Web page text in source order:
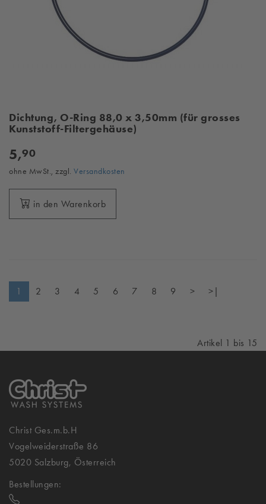
Dichtung, O-Ring 88,0 x 3,50mm (für grosses
Kunststoff-Filtergehäuse)
5,90
ohne MwSt., zzgl. Versandkosten
in den Warenkorb
1 2 3 4 5 6 7 8 9 > >|
Artikel 1 bis 15
Christ Ges.m.b.H
Vogelweiderstraße 86
5020 Salzburg, Österreich
Bestellungen: